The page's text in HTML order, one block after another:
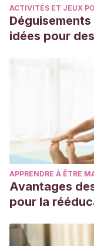
ACTIVITÉS ET JEUX
idées pour
APPRENDRE À ÊTRE
Avantages
pour la